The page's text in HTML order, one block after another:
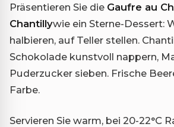
Präsentieren Sie die Gaufre au
Chantillywie ein Sterne-Dessert:
halbieren, auf Teller stellen.
Schokolade kunstvoll nappern,
Puderzucker sieben. Frische
Farbe.
Servieren Sie warm, bei 20-22°C